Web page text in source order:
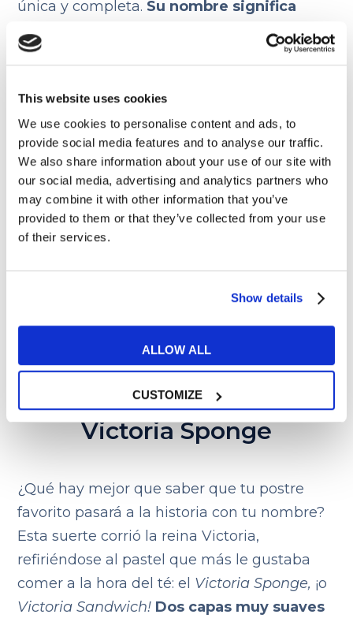
This website uses cookies
We use cookies to personalise content and ads, to
provide social media features and to analyse our traffic.
We also share information about your use of our site with
our social media, advertising and analytics partners who
may combine it with other information that you’ve
provided to them or that they’ve collected from your use
of their services.
Show details
ALLOW ALL
CUSTOMIZE
única y completa. Su nombre significa
literalmente “pastel de pastor” y, como el
más tradicional de los
, consiste en
de cordero, zanahoria, cebolla y guisantes,
aderezada con tomate y salsa
Worcestershire y, por último, cubierta con
una gruesa capa de puré de patatas.
Victoria Sponge
¿Qué hay mejor que saber que tu postre
favorito pasará a la historia con tu nombre?
Esta suerte corrió la reina Victoria,
refiriéndose al pastel que más le gustaba
comer a la hora del té: el Victoria Sponge, ¡o
Victoria Sandwich! Dos capas muy suaves